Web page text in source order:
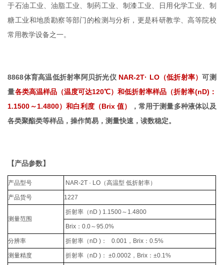
于石油工业、油脂工业、制药工业、制漆工业、日用化学工业、制
糖工业和地质勘察等部门的检测与分析，更是科研教学、高等院校
常用教学设备之一。
8868体育高温低折射率阿贝折光仪 NAR-2T· LO（低折射率）可测
量各类高温样品（温度可达120℃）和低折射率样品（折射率(nD) ：
1.1500～1.4800）和白利度（Brix 值）
，常用于测量多种液体以及
各类聚酯类等样品，操作简易，测量快速，读数稳定。
【产品参数】
产品型号 NAR-2T · LO （高温型 低折射率）
产品货号 1227
测量范围
折射率（nD ) 1.1500～ 1.4800
Brix ：0.0～95.0%
分辨率 折射率（nD ) ： 0.001 ， Brix ：0.5%
测量精度 折射率（nD ) ： ±0.0002 ， Brix ：±0.1%